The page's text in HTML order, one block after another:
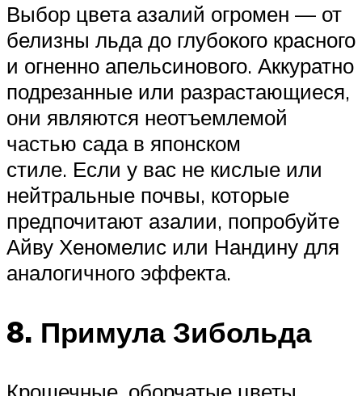
Выбор цвета азалий огромен — от
белизны льда до глубокого красного
и огненно апельсинового. Аккуратно
подрезанные или разрастающиеся,
они являются неотъемлемой
частью сада в японском
стиле. Если у вас не кислые или
нейтральные почвы, которые
предпочитают азалии, попробуйте
Айву Хеномелис или Нандину для
аналогичного эффекта.
8. Примула Зибольда